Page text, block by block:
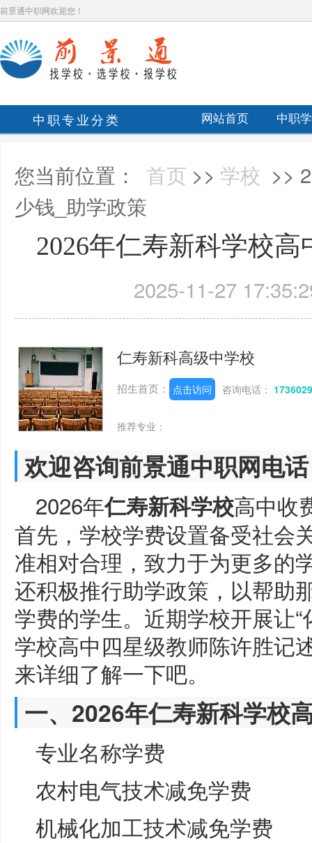
前景通中职网欢迎您！
中职专业分类 网站首页 中职
您当前位置： 首页 >> 学校 >>
少钱_助学政策
2026年仁寿新科学校
2025-11-27
仁寿新科高级中学校
招生首页： 点击访问 咨询电话：
推荐专业：
欢迎咨询前景通中职网电
2026年仁寿新科学校高中收
首先，学校学费设置备受社会
准相对合理，致力于为更多的
还积极推行助学政策，以帮助
学费的学生。近期学校开展让
学校高中四星级教师陈许胜记
来详细了解一下吧。
一、2026年仁寿新科学校
专业名称学费
农村电气技术减免学费
机械化加工技术减免学费